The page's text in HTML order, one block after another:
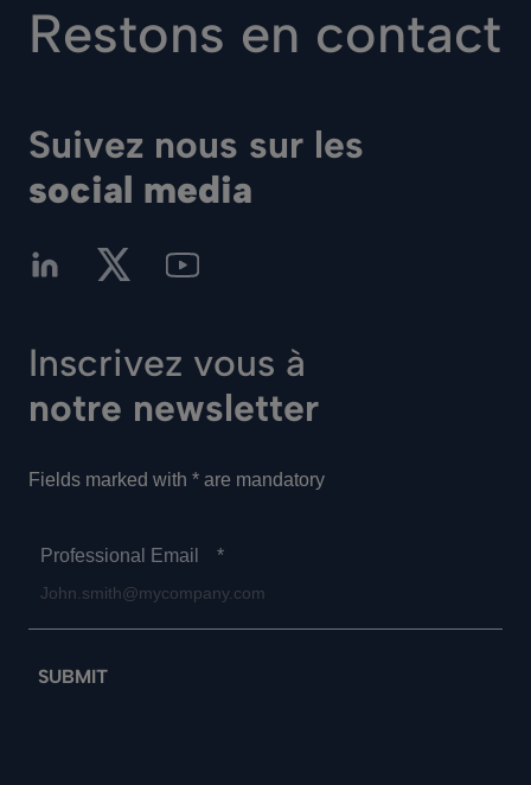
Restons en contact
Suivez nous sur les
social media
Inscrivez vous à
notre newsletter
Fields marked with * are mandatory
Professional Email *